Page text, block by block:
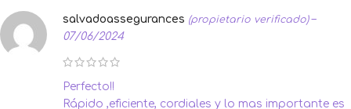
salvadoassegurances (propietario verificado) –
07/06/2024
Perfecto!!
Rápido ,eficiente, cordiales y lo mas importante es